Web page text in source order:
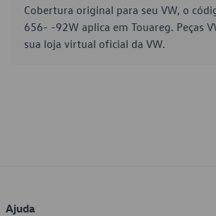
Cobertura original para seu VW, o
656- -92W aplica em Touareg. Peças
sua loja virtual oficial da VW.
Ajuda